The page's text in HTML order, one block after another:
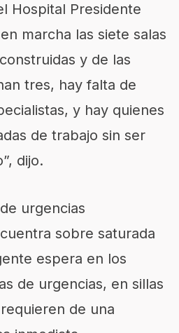
Hospital Presidente
marcha las siete salas
y de las
tres, hay falta de
y hay quienes
de trabajo sin ser
dijo.
urgencias
sobre saturada
espera en los
de urgencias, en sillas
de una